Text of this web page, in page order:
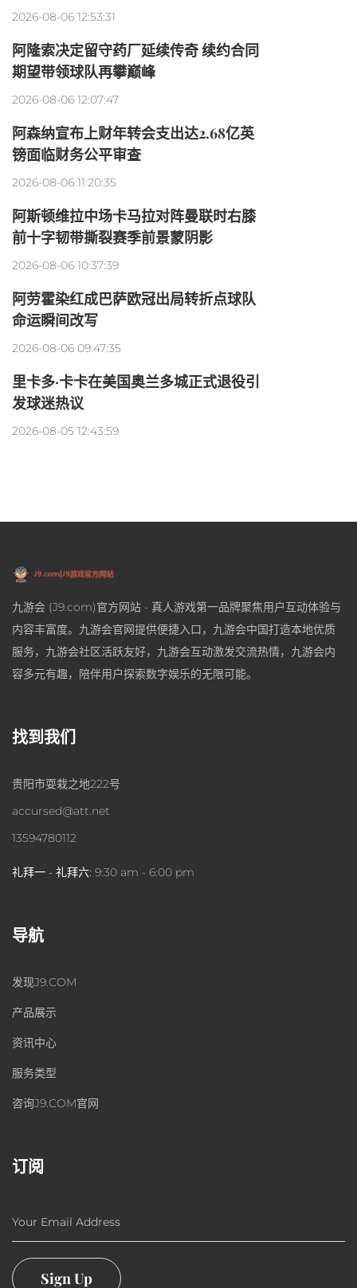
2026-08-06 12:53:31
阿隆索决定留守药厂延续传奇 续约合同
期望带领球队再攀巅峰
2026-08-06 12:07:47
阿森纳宣布上财年转会支出达2.68亿英
镑面临财务公平审查
2026-08-06 11:20:35
阿斯顿维拉中场卡马拉对阵曼联时右膝
前十字韧带撕裂赛季前景蒙阴影
2026-08-06 10:37:39
阿劳霍染红成巴萨欧冠出局转折点球队
命运瞬间改写
2026-08-06 09:47:35
里卡多·卡卡在美国奥兰多城正式退役引
发球迷热议
2026-08-05 12:43:59
九游会 (J9.com)官方网站 - 真人游戏第一品牌聚焦用户互动体验与
内容丰富度。九游会官网提供便捷入口，九游会中国打造本地优质
服务，九游会社区活跃友好，九游会互动激发交流热情，九游会内
容多元有趣，陪伴用户探索数字娱乐的无限可能。
找到我们
贵阳市耍栽之地222号
accursed@att.net
13594780112
礼拜一 - 礼拜六: 9:30 am - 6:00 pm
导航
发现J9.COM
产品展示
资讯中心
服务类型
咨询J9.COM官网
订阅
Your Email Address
Sign Up